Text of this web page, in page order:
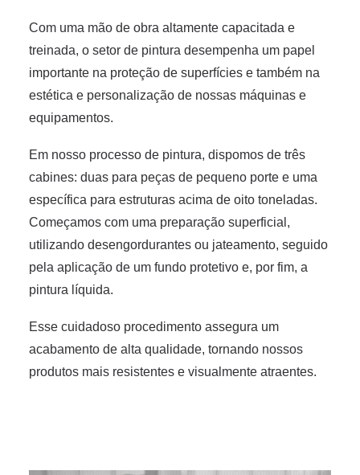
Com uma mão de obra altamente capacitada e
treinada, o setor de pintura desempenha um papel
importante na proteção de superfícies e também na
estética e personalização de nossas máquinas e
equipamentos.
Em nosso processo de pintura, dispomos de três
cabines: duas para peças de pequeno porte e uma
específica para estruturas acima de oito toneladas.
Começamos com uma preparação superficial,
utilizando desengordurantes ou jateamento, seguido
pela aplicação de um fundo protetivo e, por fim, a
pintura líquida.
Esse cuidadoso procedimento assegura um
acabamento de alta qualidade, tornando nossos
produtos mais resistentes e visualmente atraentes.